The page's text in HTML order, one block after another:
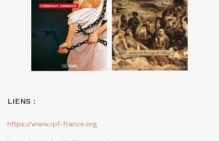
LIENS :
https://www.rpf-france.org